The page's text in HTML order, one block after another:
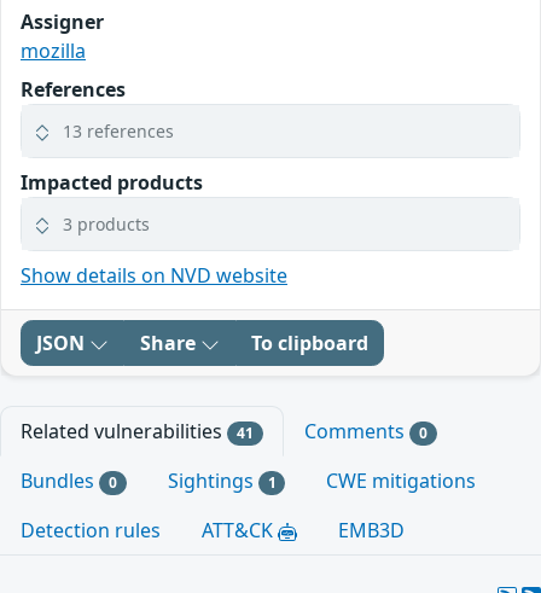
Assigner
mozilla
References
13 references
Impacted products
3 products
Show details on NVD website
JSON Share To clipboard
Related vulnerabilities 41 Comments 0
Bundles 0 Sightings 1
CWE mitigations
Detection rules
ATT&CK EMB3D